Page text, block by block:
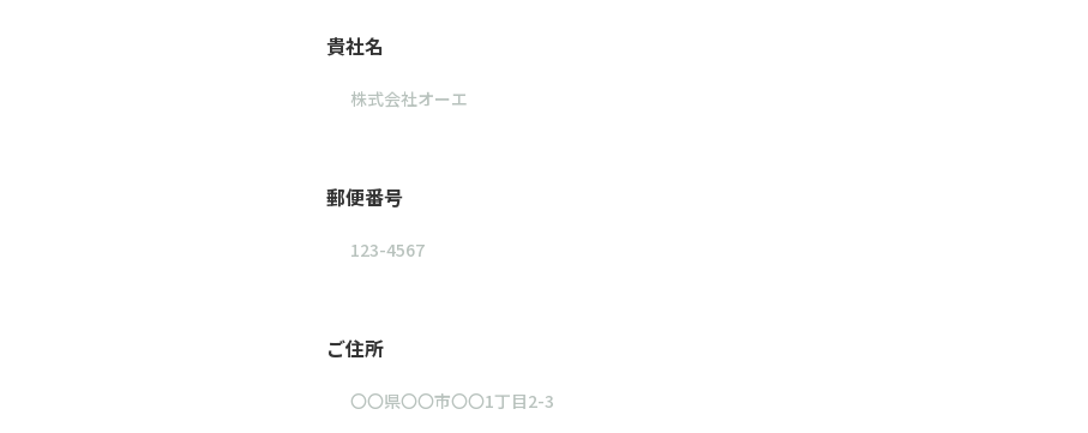
貴社名
郵便番号
ご住所